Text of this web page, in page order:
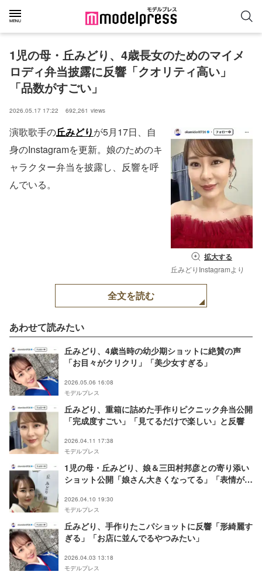
1児の母・丘みどり、4歳長女のためのマイメ
ロディ弁当披露に反響「クオリティ高い」
「品数がすごい」
2026.05.17 17:22 692,261 views
拡大する
丘みどりInstagramより
演歌歌手の丘みどりが5月17日、自
身のInstagramを更新。娘のためのキ
ャラクター弁当を披露し、反響を呼
んでいる。
全文を読む
あわせて読みたい
丘みどり、4歳当時の幼少期ショットに絶賛の声
「お目々がクリクリ」「美少女すぎる」
2026.05.06 16:08
モデルプレス
丘みどり、重箱に詰めた手作りピクニック弁当公開
「完成度すごい」「見てるだけで楽しい」と反響
2026.04.11 17:38
モデルプレス
1児の母・丘みどり、娘＆三田村邦彦との寄り添い
ショット公開「娘さん大きくなってる」「表情が優
2026.04.10 19:30
モデルプレス
丘みどり、手作りたこパショットに反響「形綺麗す
ぎる」「お店に並んでるやつみたい」
2026.04.03 13:18
モデルプレス